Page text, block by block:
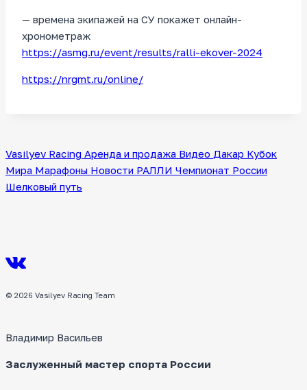
— времена экипажей на СУ покажет онлайн-
хронометраж
https://asmg.ru/event/results/ralli-ekover-2024
https://nrgmt.ru/online/
Vasilyev Racing Аренда и продажа Видео Дакар Кубок
Мира Марафоны Новости РАЛЛИ Чемпионат России
Шелковый путь
© 2026 Vasilyev Racing Team
Владимир Васильев
Заслуженный мастер спорта России